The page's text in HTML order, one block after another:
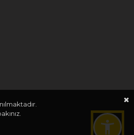
BAŞKAN ALTAY, GENÇ
KOMEK AKIL VE ZEKÂ
OYUNLARI’NIN FİNAL